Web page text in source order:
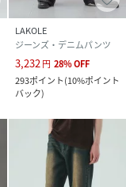
LAKOLE
ジーンズ・デニムパンツ
3,232 円 28%OFF
293ポイント(10%ポイント
バック)